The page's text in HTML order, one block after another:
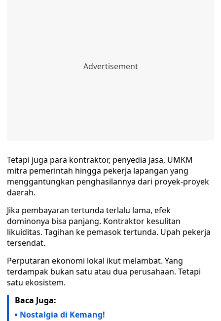
Tetapi juga para kontraktor, penyedia jasa, UMKM
mitra pemerintah hingga pekerja lapangan yang
menggantungkan penghasilannya dari proyek-proyek
daerah.
Jika pembayaran tertunda terlalu lama, efek
dominonya bisa panjang. Kontraktor kesulitan
likuiditas. Tagihan ke pemasok tertunda. Upah pekerja
tersendat.
Perputaran ekonomi lokal ikut melambat. Yang
terdampak bukan satu atau dua perusahaan. Tetapi
satu ekosistem.
Baca Juga:
Nostalgia di Kemang!